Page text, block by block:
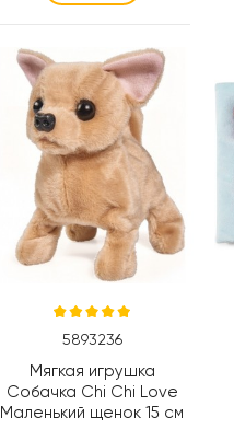
5893236
Мягкая игрушка
Собачка Chi Chi Love
Маленький щенок 15 см